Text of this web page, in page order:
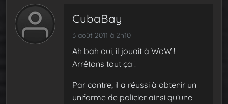
CubaBay
3 août 2011 à 2h10
Ah bah oui, il jouait à WoW !
Arrêtons tout ça !
Par contre, il a réussi à obtenir un
uniforme de policier ainsi qu’une